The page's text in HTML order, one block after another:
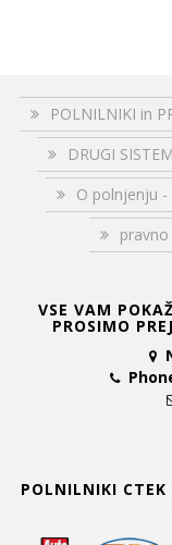
POLNILNIKI in
DRUGI
O polnjenju -
VSE VAM
PROSIMO
POLNILNIKI